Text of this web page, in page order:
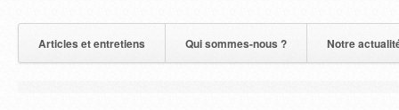
Articles et entretiens Qui sommes-nous ? Notre